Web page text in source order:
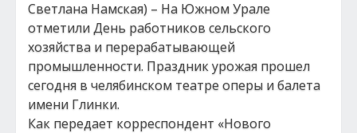
Светлана Намская) – На Южном Урале
отметили День работников сельского
хозяйства и перерабатывающей
промышленности. Праздник урожая прошел
сегодня в челябинском театре оперы и балета
имени Глинки.
Как передает корреспондент «Нового